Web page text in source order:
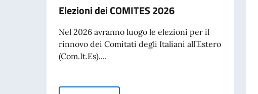
Elezioni dei COMITES 2026
Nel 2026 avranno luogo le elezioni per il
rinnovo dei Comitati degli Italiani all’Estero
(Com.It.Es)....